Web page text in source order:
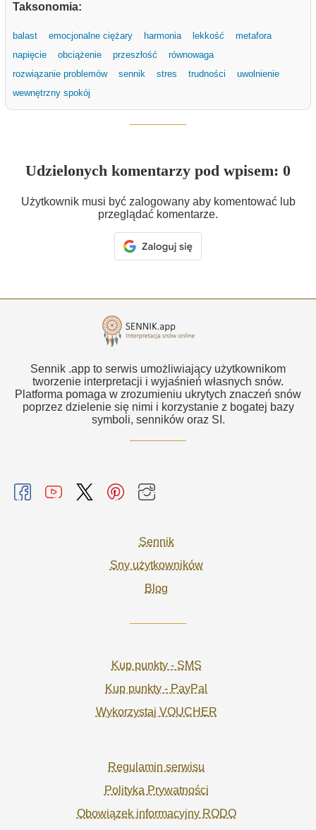
Taksonomia:
balast emocjonalne ciężary harmonia lekkość
metafora
napięcie
obciążenie przeszłość
równowaga
rozwiązanie problemów
sennik stres trudności
uwolnienie
wewnętrzny spokój
Udzielonych komentarzy pod wpisem: 0
Użytkownik musi być zalogowany aby komentować lub
przeglądać komentarze.
Sennik .app to serwis umożliwiający użytkownikom
tworzenie interpretacji i wyjaśnień własnych snów.
Platforma pomaga w zrozumieniu ukrytych znaczeń snów
poprzez dzielenie się nimi i korzystanie z bogatej bazy
symboli, senników oraz SI.
Sennik
Sny użytkowników
Blog
Kup punkty - SMS
Kup punkty - PayPal
Wykorzystaj VOUCHER
Regulamin serwisu
Polityka Prywatności
Obowiązek informacyjny RODO